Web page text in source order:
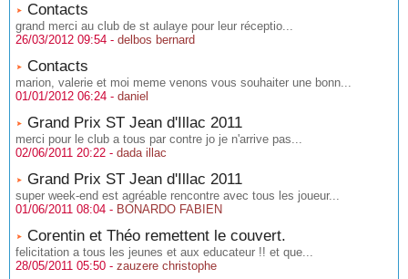
Contacts
grand merci au club de st aulaye pour leur réceptio...
26/03/2012 09:54 - delbos bernard
Contacts
marion, valerie et moi meme venons vous souhaiter une bonn...
01/01/2012 06:24 - daniel
Grand Prix ST Jean d'Illac 2011
merci pour le club a tous par contre jo je n'arrive pas...
02/06/2011 20:22 - dada illac
Grand Prix ST Jean d'Illac 2011
super week-end est agréable rencontre avec tous les joueur...
01/06/2011 08:04 - BONARDO FABIEN
Corentin et Théo remettent le couvert.
felicitation a tous les jeunes et aux educateur !! et que...
28/05/2011 05:50 - zauzere christophe